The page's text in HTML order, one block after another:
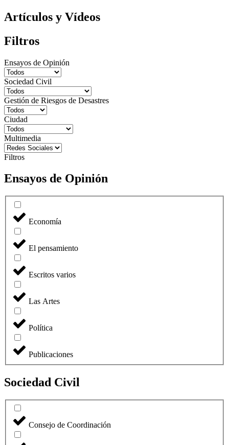
Artículos y Vídeos
Filtros
Ensayos de Opinión
Sociedad Civil
Gestión de Riesgos de Desastres
Ciudad
Multimedia
Filtros
Ensayos de Opinión
Economía
El pensamiento
Escritos varios
Las Artes
Política
Publicaciones
Sociedad Civil
Consejo de Coordinación